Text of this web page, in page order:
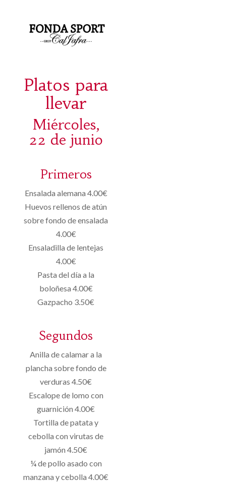
Platos para
llevar
Miércoles,
22 de junio
Primeros
Ensalada alemana 4.00€
Huevos rellenos de atún
sobre fondo de ensalada
4.00€
Ensaladilla de lentejas
4.00€
Pasta del día a la
boloñesa 4.00€
Gazpacho 3.50€
Segundos
Anilla de calamar a la
plancha sobre fondo de
verduras 4.50€
Escalope de lomo con
guarnición 4.00€
Tortilla de patata y
cebolla con virutas de
jamón 4.50€
¼ de pollo asado con
manzana y cebolla 4.00€